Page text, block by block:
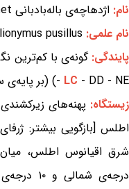
نام: اژدهاچه‌ی باله‌بادبانی Sailfin dragonet
نام علمی: pusillus
پایندگی:
- LC - DD - NE) (بر پایه‌ی سیاهه‌ی سرخ IUCN)
زیستگاه: پهنه‌های